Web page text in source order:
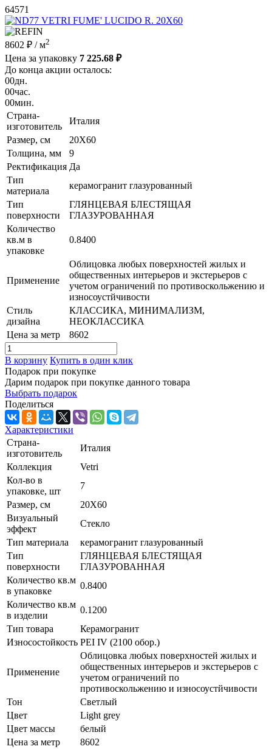
64571
8602 ₽ / м2
Цена за упаковку 7 225.68 ₽
До конца акции осталось:
00дн.
00час.
00мин.
Страна-
изготовитель
Италия
Размер, см
20X60
Толщина, мм
9
Ректификация Да
Тип
материала
керамогранит глазурованный
Тип
поверхности
ГЛЯНЦЕВАЯ БЛЕСТЯЩАЯ
ГЛАЗУРОВАННАЯ
Количество
кв.м в
упаковке
0.8400
Применение
Облицовка любых поверхностей жилых и
общественных интерьеров и экстерьеров с
учетом ограничений по противоскольжению и
износоустйчивости
Стиль
дизайна
КЛАССИКА, МИНИМАЛИЗМ,
НЕОКЛАССИКА
Цена за метр
8602
В корзину Купить в один клик
Подарок при покупке
Дарим подарок при покупке данного товара
Выбрать подарок
Поделиться
Характеристики
Страна-
изготовитель
Италия
Коллекция
Vetri
Кол-во в
упаковке, шт
7
Размер, см
20X60
Визуальный
эффект
Стекло
Тип материала
керамогранит глазурованный
Тип
поверхности
ГЛЯНЦЕВАЯ БЛЕСТЯЩАЯ
ГЛАЗУРОВАННАЯ
Количество кв.м
в упаковке
0.8400
Количество кв.м
в изделии
0.1200
Тип товара
Керамогранит
Износостойкость PEI IV (2100 обор.)
Применение
Облицовка любых поверхностей жилых и
общественных интерьеров и экстерьеров с
учетом ограничений по
противоскольжению и износоустйчивости
Тон
Светлый
Цвет
Light grey
Цвет массы
белый
Цена за метр
8602